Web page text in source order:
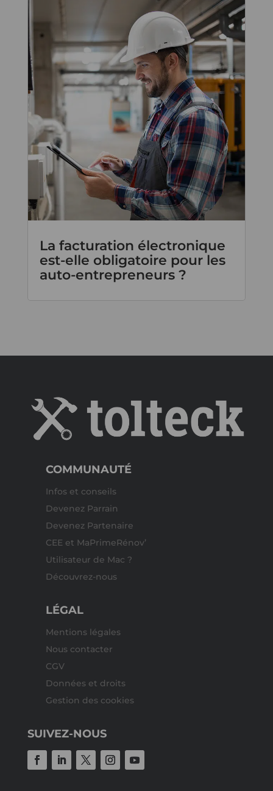
La facturation électronique
est-elle obligatoire pour les
auto-entrepreneurs ?
COMMUNAUTÉ
Infos et conseils
Devenez Parrain
Devenez Partenaire
CEE et MaPrimeRénov’
Utilisateur de Mac ?
Découvrez-nous
LÉGAL
Mentions légales
Nous contacter
CGV
Données et droits
Gestion des cookies
SUIVEZ-NOUS